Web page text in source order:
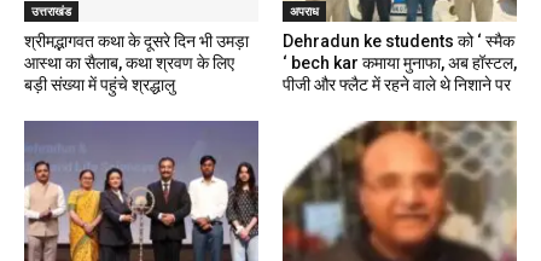
उत्तराखंड
श्रीमद्भागवत कथा के दूसरे दिन भी उमड़ा
आस्था का सैलाब, कथा श्रवण के लिए
बड़ी संख्या में पहुंचे श्रद्धालु
अपराध
Dehradun ke students को ‘ स्मैक
‘ bech kar कमाया मुनाफा, अब हॉस्टल,
पीजी और फ्लैट में रहने वाले थे निशाने पर